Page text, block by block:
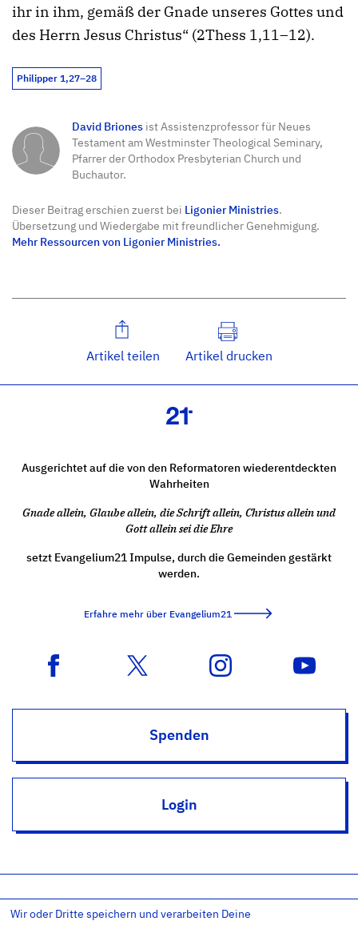
ihr in ihm, gemäß der Gnade unseres Gottes und
des Herrn Jesus Christus“ (2Thess 1,11–12).
Philipper 1,27–28
David Briones ist Assistenzprofessor für Neues
Testament am Westminster Theological Seminary,
Pfarrer der Orthodox Presbyterian Church und
Buchautor.
Dieser Beitrag erschien zuerst bei Ligonier Ministries.
Übersetzung und Wiedergabe mit freundlicher Genehmigung.
Mehr Ressourcen von Ligonier Ministries.
Artikel teilen Artikel drucken
Ausgerichtet auf die von den Reformatoren wiederentdeckten
Wahrheiten
Gnade allein, Glaube allein, die Schrift allein, Christus allein und
Gott allein sei die Ehre
setzt Evangelium21 Impulse, durch die Gemeinden gestärkt
werden.
Erfahre mehr über Evangelium21
Spenden
Login
Impressum Datenschutz Datenschutz-Einstellungen
Wir oder Dritte speichern und verarbeiten Deine